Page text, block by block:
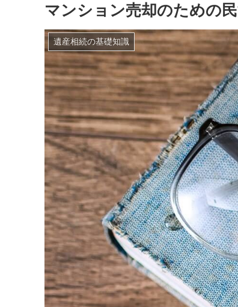
マンション売却のための
遺産相続の基礎知識